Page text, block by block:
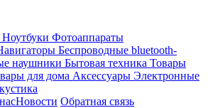
Ноутбуки Фотоаппараты
Беспроводные bluetooth-
наушники Бытовая техника Товары
для дома Аксессуары Электронные
Новости Обратная связь